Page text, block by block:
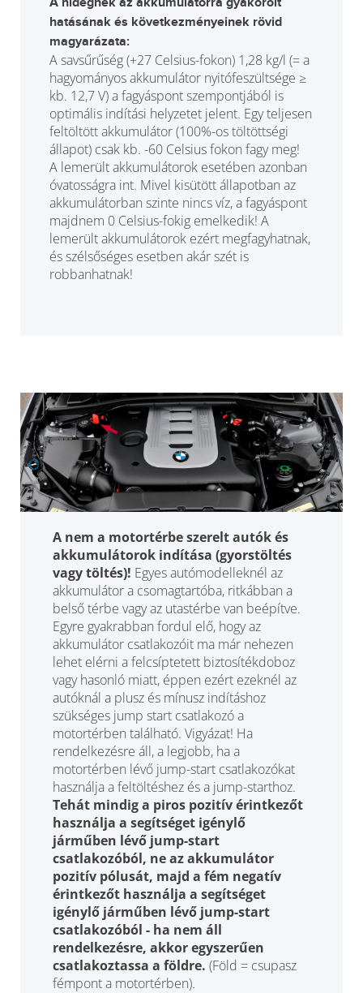
hatásának és következményeinek rövid
magyarázata:
A savsűrűség (+27 Celsius-fokon) 1,28 kg/l (= a
hagyományos akkumulátor nyitófeszültsége ≥
kb. 12,7 V) a fagyáspont szempontjából is
optimális indítási helyzetet jelent. Egy teljesen
feltöltött akkumulátor (100%-os töltöttségi
állapot) csak kb. -60 Celsius fokon fagy meg!
A lemerült akkumulátorok esetében azonban
óvatosságra int. Mivel kisütött állapotban az
akkumulátorban szinte nincs víz, a fagyáspont
majdnem 0 Celsius-fokig emelkedik! A
lemerült akkumulátorok ezért megfagyhatnak,
és szélsőséges esetben akár szét is
robbanhatnak!
A nem a motortérbe szerelt autók és
akkumulátorok indítása (gyorstöltés
vagy töltés)! Egyes autómodelleknél az
akkumulátor a csomagtartóba, ritkábban a
belső térbe vagy az utastérbe van beépítve.
Egyre gyakrabban fordul elő, hogy az
akkumulátor csatlakozóit ma már nehezen
lehet elérni a felcsíptetett biztosítékdoboz
vagy hasonló miatt, éppen ezért ezeknél az
autóknál a plusz és mínusz indításhoz
szükséges jump start csatlakozó a
motortérben található. Vigyázat! Ha
rendelkezésre áll, a legjobb, ha a
motortérben lévő jump-start csatlakozókat
használja a feltöltéshez és a jump-starthoz.
Tehát mindig a piros pozitív érintkezőt
használja a segítséget igénylő
járműben lévő jump-start
csatlakozóból, ne az akkumulátor
pozitív pólusát, majd a fém negatív
érintkezőt használja a segítséget
igénylő járműben lévő jump-start
csatlakozóból - ha nem áll
rendelkezésre, akkor egyszerűen
csatlakoztassa a földre. (Föld = csupasz
fémpont a motortérben).